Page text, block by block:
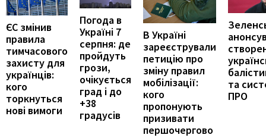
ЄС змінив
правила
тимчасового
захисту для
українців:
кого
торкнуться
нові вимоги
Погода в
Україні 7
серпня: де
пройдуть
грози,
очікується
град і до
+38
градусів
В Україні
зареєстрували
петицію про
зміну правил
мобілізації:
кого
пропонують
призивати
першочергово
та
ПРО